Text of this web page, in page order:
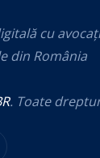
cu
din România
. Toate